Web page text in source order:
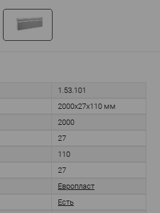
1.53.101
2000х27х110 мм
2000
27
110
27
Европласт
Есть